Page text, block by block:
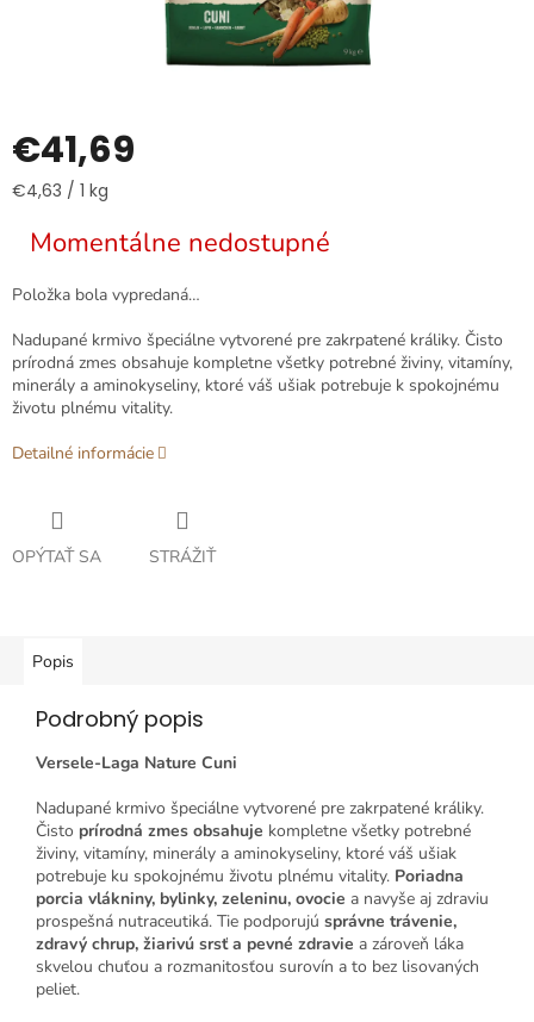
€41,69
Jednotková
€4,63 / 1 kg
Momentálne nedostupné
Položka bola vypredaná…
Nadupané krmivo špeciálne vytvorené pre zakrpatené králiky. Čisto
prírodná zmes obsahuje kompletne všetky potrebné živiny, vitamíny,
minerály a aminokyseliny, ktoré váš ušiak potrebuje k spokojnému
životu plnému vitality.
Detailné informácie
OPÝTAŤ SA STRÁŽIŤ
Popis
Podrobný popis
Versele-Laga Nature Cuni
Nadupané krmivo špeciálne vytvorené pre zakrpatené králiky.
Čisto prírodná zmes obsahuje kompletne všetky potrebné
živiny, vitamíny, minerály a aminokyseliny, ktoré váš ušiak
potrebuje ku spokojnému životu plnému vitality. Poriadna
porcia vlákniny, bylinky, zeleninu, ovocie a navyše aj zdraviu
prospešná nutraceutiká. Tie podporujú správne trávenie,
zdravý chrup, žiarivú srsť a pevné zdravie a zároveň láka
skvelou chuťou a rozmanitosťou surovín a to bez lisovaných
peliet.